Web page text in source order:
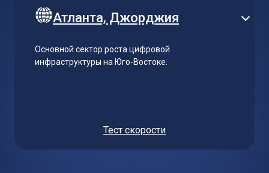
Атланта, Джорджия
Основной сектор роста цифровой
инфраструктуры на Юго-Востоке.
Тест скорости